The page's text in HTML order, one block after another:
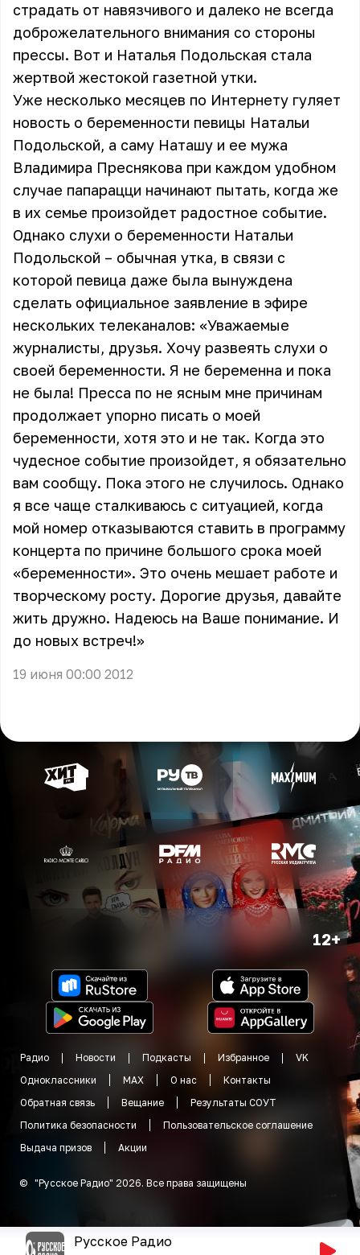
страдать от навязчивого и далеко не всегда
доброжелательного внимания со стороны
прессы. Вот и Наталья Подольская стала
жертвой жестокой газетной утки.
Уже несколько месяцев по Интернету гуляет
новость о беременности певицы Натальи
Подольской, а саму Наташу и ее мужа
Владимира Преснякова при каждом удобном
случае папарацци начинают пытать, когда же
в их семье произойдет радостное событие.
Однако слухи о беременности Натальи
Подольской – обычная утка, в связи с
которой певица даже была вынуждена
сделать официальное заявление в эфире
нескольких телеканалов: «Уважаемые
журналисты, друзья. Хочу развеять слухи о
своей беременности. Я не беременна и пока
не была! Пресса по не ясным мне причинам
продолжает упорно писать о моей
беременности, хотя это и не так. Когда это
чудесное событие произойдет, я обязательно
вам сообщу. Пока этого не случилось. Однако
я все чаще сталкиваюсь с ситуацией, когда
мой номер отказываются ставить в программу
концерта по причине большого срока моей
«беременности». Это очень мешает работе и
творческому росту. Дорогие друзья, давайте
жить дружно. Надеюсь на Ваше понимание. И
до новых встреч!»
19 июня 00:00 2012
12+
Радио Новости Подкасты Избранное
VK
Одноклассники
MAX О нас
Контакты
Обратная связь
Вещание
Результаты СОУТ
Политика безопасности
Пользовательское соглашение
Выдача призов
Акции
© "Русское Радио" 2026. Все права защищены
Русское Радио